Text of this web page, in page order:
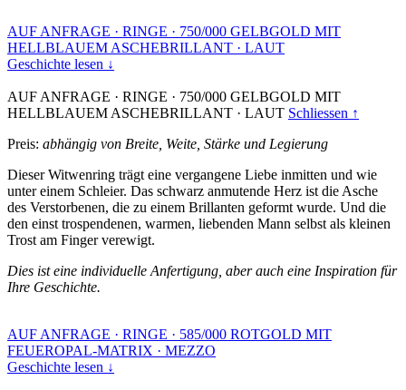
AUF ANFRAGE · RINGE · 750/000 GELBGOLD MIT
HELLBLAUEM ASCHEBRILLANT · LAUT
Geschichte lesen ↓
AUF ANFRAGE · RINGE · 750/000 GELBGOLD MIT
HELLBLAUEM ASCHEBRILLANT · LAUT Schliessen ↑
Preis: abhängig von Breite, Weite, Stärke und Legierung
Dieser Witwenring trägt eine vergangene Liebe inmitten und wie
unter einem Schleier. Das schwarz anmutende Herz ist die Asche
des Verstorbenen, die zu einem Brillanten geformt wurde. Und die
den einst trospendenen, warmen, liebenden Mann selbst als kleinen
Trost am Finger verewigt.
Dies ist eine individuelle Anfertigung, aber auch eine Inspiration für
Ihre Geschichte.
AUF ANFRAGE · RINGE · 585/000 ROTGOLD MIT
FEUEROPAL-MATRIX · MEZZO
Geschichte lesen ↓